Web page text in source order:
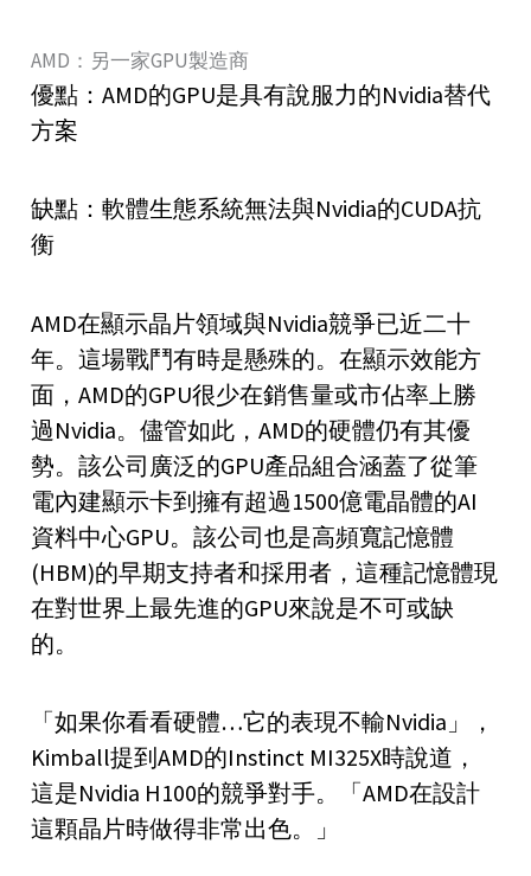
AMD：另一家GPU製造商
優點：AMD的GPU是具有說服力的Nvidia替代
方案
缺點：軟體生態系統無法與Nvidia的CUDA抗
衡
AMD在顯示晶片領域與Nvidia競爭已近二十
年。這場戰鬥有時是懸殊的。在顯示效能方
面，AMD的GPU很少在銷售量或市佔率上勝
過Nvidia。儘管如此，AMD的硬體仍有其優
勢。該公司廣泛的GPU產品組合涵蓋了從筆
電內建顯示卡到擁有超過1500億電晶體的AI
資料中心GPU。該公司也是高頻寬記憶體
(HBM)的早期支持者和採用者，這種記憶體現
在對世界上最先進的GPU來說是不可或缺
的。
「如果你看看硬體…它的表現不輸Nvidia」，
Kimball提到AMD的Instinct MI325X時說道，
這是Nvidia H100的競爭對手。「AMD在設計
這顆晶片時做得非常出色。」